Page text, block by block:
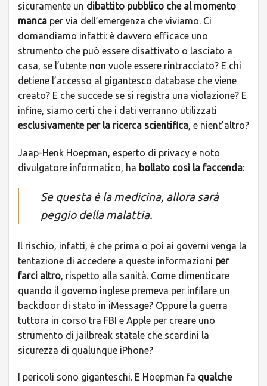
sicuramente un dibattito pubblico che al momento
manca per via dell’emergenza che viviamo. Ci
domandiamo infatti: è davvero efficace uno
strumento che può essere disattivato o lasciato a
casa, se l’utente non vuole essere rintracciato? E chi
detiene l’accesso al gigantesco database che viene
creato? E che succede se si registra una violazione? E
infine, siamo certi che i dati verranno utilizzati
esclusivamente per la ricerca scientifica, e nient’altro?
Jaap-Henk Hoepman, esperto di privacy e noto
divulgatore informatico, ha bollato così la faccenda:
Se questa è la medicina, allora sarà
peggio della malattia.
Il rischio, infatti, è che prima o poi ai governi venga la
tentazione di accedere a queste informazioni per
farci altro, rispetto alla sanità. Come dimenticare
quando il governo inglese premeva per infilare un
backdoor di stato in iMessage? Oppure la guerra
tuttora in corso tra FBI e Apple per creare uno
strumento di jailbreak statale che scardini la
sicurezza di qualunque iPhone?
I pericoli sono giganteschi. E Hoepman fa qualche